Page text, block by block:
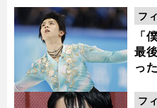
「
最
っ
フ
フ